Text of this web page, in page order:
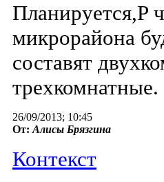
Планируется,P
микрорайона
составят
трехкомнатные.
26/09/2013; 10:45
От:Алисы Брязгинa
Контекст